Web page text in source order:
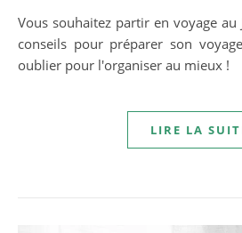
Vous souhaitez partir en voyage au
conseils pour préparer son
oublier pour l'organiser au mieux !
LIRE LA